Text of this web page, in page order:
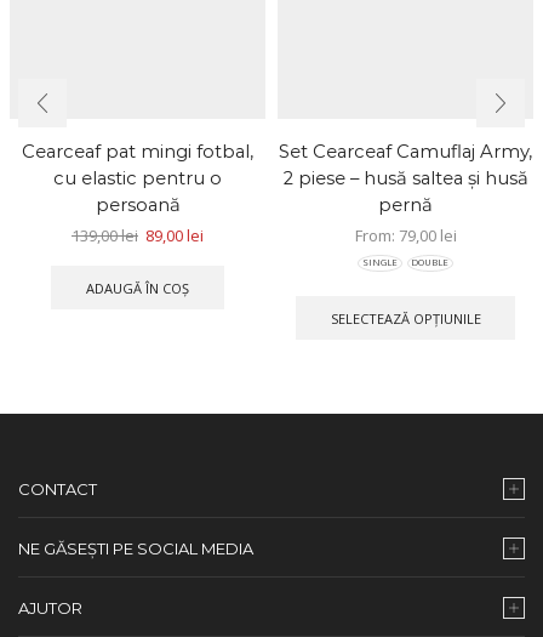
Cearceaf pat mingi fotbal,
cu elastic pentru o
persoană
139,00lei 89,00lei
ADAUGĂ ÎN COȘ
Set Cearceaf Camuflaj Army,
2 piese – husă saltea și husă
pernă
From: 79,00 lei
SINGLE DOUBLE
SELECTEAZĂ OPȚIUNILE
CONTACT
NE GĂSEȘTI PE SOCIAL MEDIA
AJUTOR